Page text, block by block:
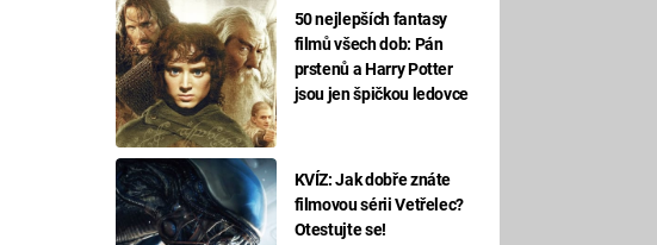
50 nejlepších fantasy
filmů všech dob: Pán
prstenů a Harry Potter
jsou jen špičkou ledovce
KVÍZ: Jak dobře znáte
filmovou sérii Vetřelec?
Otestujte se!